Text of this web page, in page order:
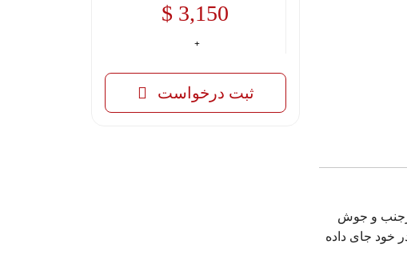
و جوش
خود جای داده
3,150 $
ثبت درخواست